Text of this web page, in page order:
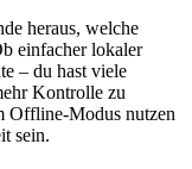
heraus, welche
einfacher lokaler
– du hast viele
Kontrolle zu
Offline-Modus nutzen
sein.